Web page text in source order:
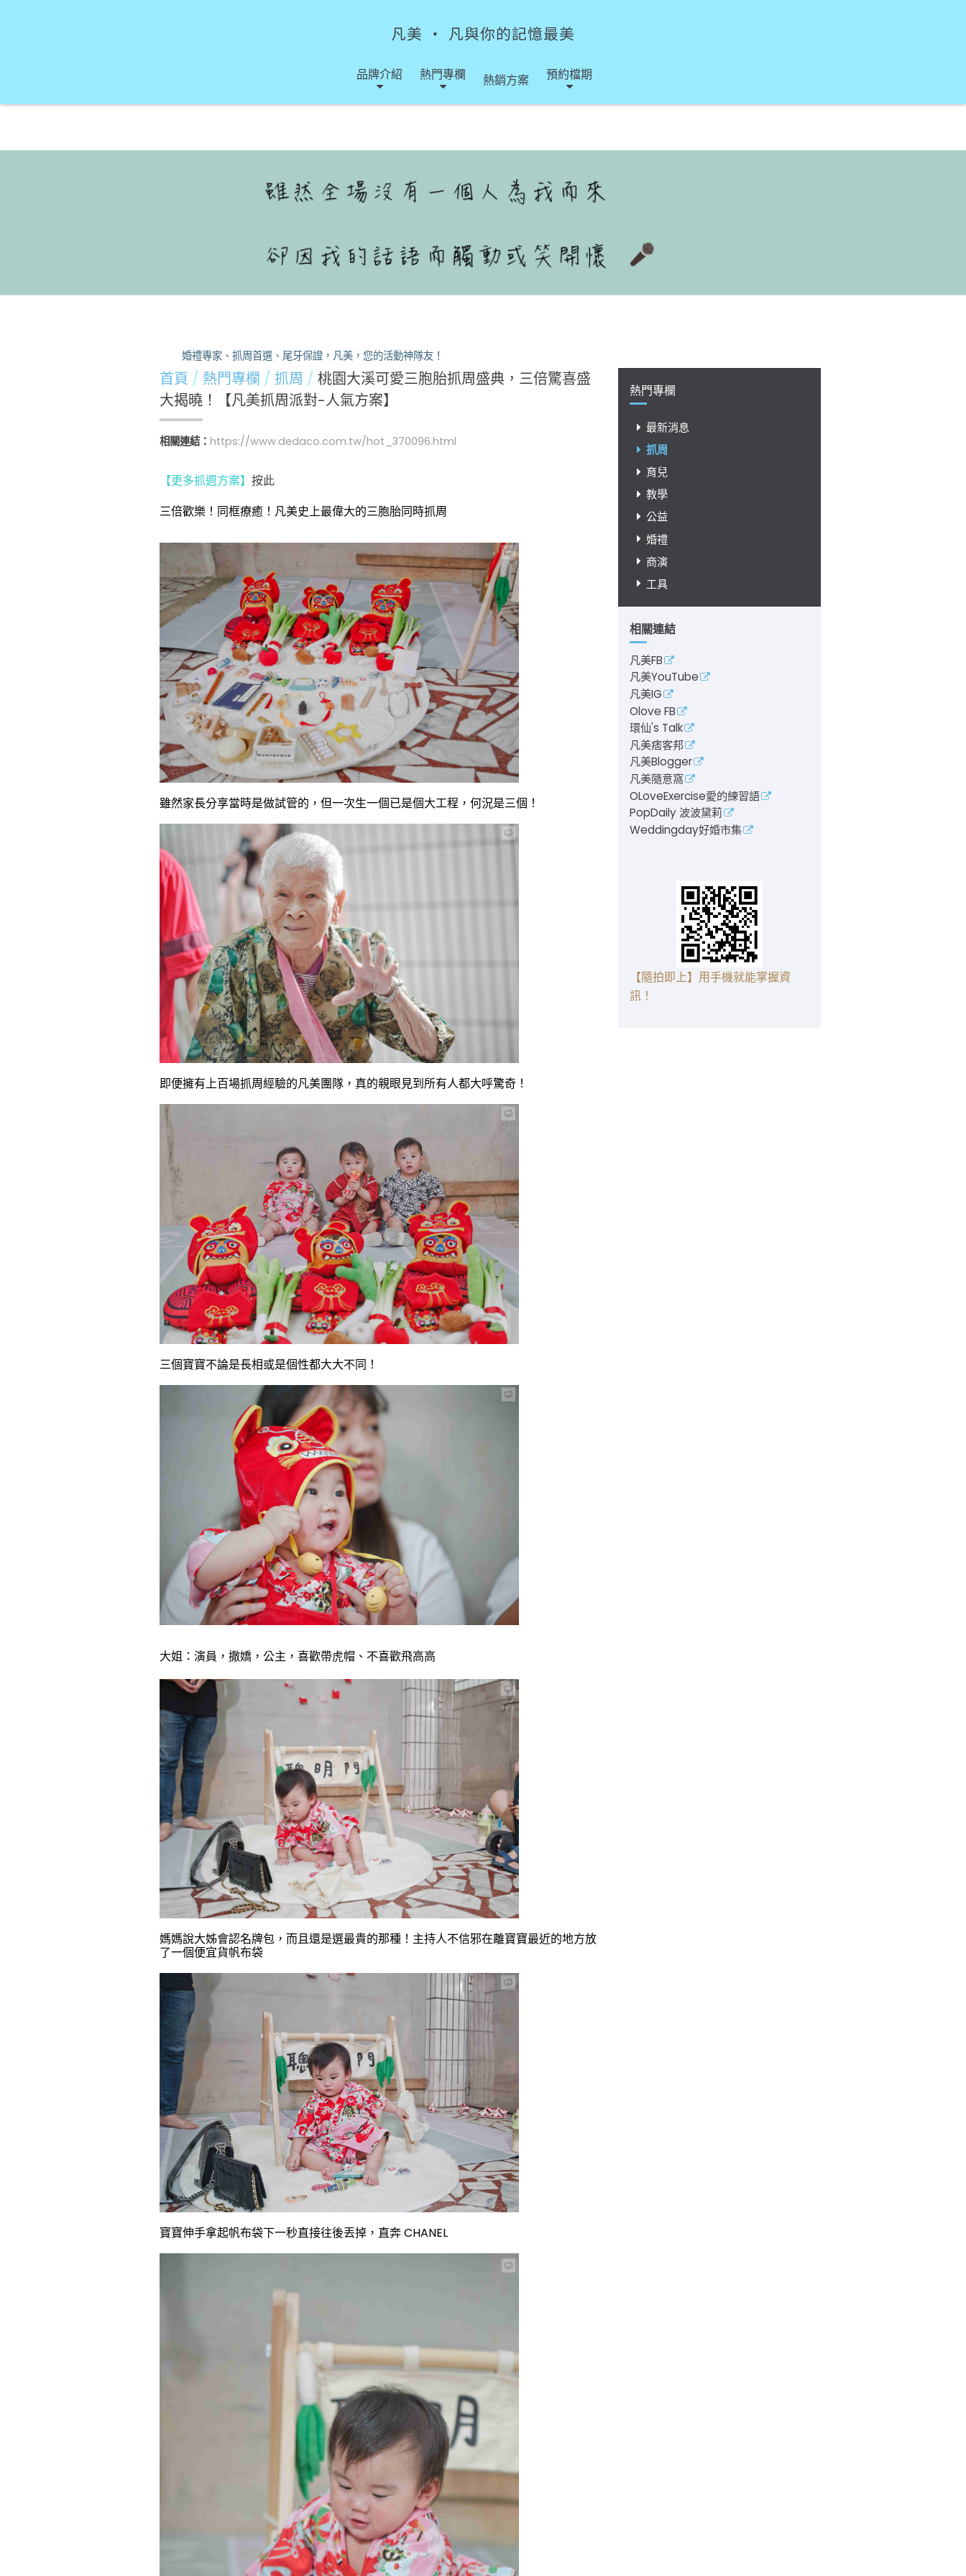
凡美 ‧ 凡與你的記憶最美
品牌介紹 熱門專欄 熱銷方案 預約檔期
熱門專欄
最新消息
抓周
育兒
教學
公益
婚禮
商演
工具
相關連結
凡美FB
凡美YouTube
凡美IG
Olove FB
環仙's Talk
凡美痞客邦
凡美Blogger
凡美隨意窩
OLoveExercise愛的練習語
PopDaily 波波黛莉
Weddingday好婚市集
【隨拍即上】用手機就能掌握資
訊！
婚禮專家、抓周首選、尾牙保證，凡美，您的活動神隊友！
首頁 熱門專欄 抓周
桃園大溪可愛三胞胎抓周盛典，三倍驚喜盛
大揭曉！【凡美抓周派對-人氣方案】
相關連結： https://www.dedaco.com.tw/hot_370096.html
【更多抓週方案】 按此
三倍歡樂！同框療癒！凡美史上最偉大的三胞胎同時抓周
雖然家長分享當時是做試管的，但一次生一個已是個大工程，何況是三個！
即便擁有上百場抓周經驗的凡美團隊，真的親眼見到所有人都大呼驚奇！
三個寶寶不論是長相或是個性都大大不同！
大姐：演員，撒嬌，公主，喜歡帶虎帽、不喜歡飛高高
媽媽說大姊會認名牌包，而且還是選最貴的那種！ 主持人不信邪在離寶寶最近的地方放
了一個便宜貨帆布袋
寶寶伸手拿起帆布袋下一秒直接往後丟掉，直奔 CHANEL